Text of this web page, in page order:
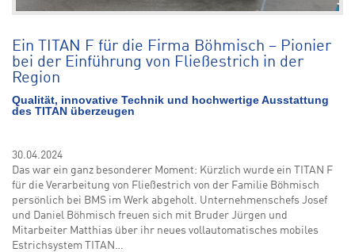
Ein TITAN F für die Firma Böhmisch – Pionier
bei der Einführung von Fließestrich in der
Region
Qualität, innovative Technik und hochwertige Ausstattung
des TITAN überzeugen
30.04.2024
Das war ein ganz besonderer Moment: Kürzlich wurde ein TITAN F
für die Verarbeitung von Fließestrich von der Familie Böhmisch
persönlich bei BMS im Werk abgeholt. Unternehmenschefs Josef
und Daniel Böhmisch freuen sich mit Bruder Jürgen und
Mitarbeiter Matthias über ihr neues vollautomatisches mobiles
Estrichsystem TITAN…